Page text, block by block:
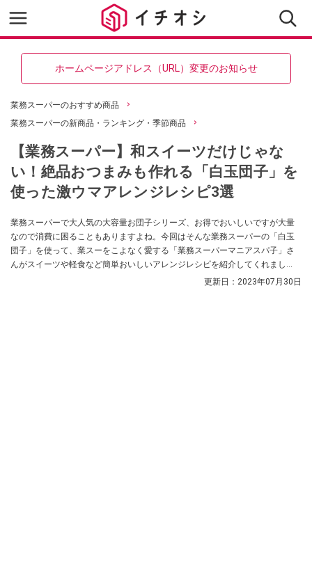
ホームページアドレス（URL）変更のお知らせ
業務スーパーのおすすめ商品
業務スーパーの新商品・ランキング・季節商品
【業務スーパー】和スイーツだけじゃな
い！絶品おつまみも作れる「白玉団子」を
使った激ウマアレンジレシピ3選
業務スーパーで大人気の大容量お団子シリーズ、お得でおいしいですが大量
なので消費に困ることもありますよね。今回はそんな業務スーパーの「白玉
団子」を使って、業スーをこよなく愛する「業務スーパーマニアスパ子」さ
んがスイーツや軽食など簡単おいしいアレンジレシピを紹介してくれまし
た。シンプルだからこそアレンジし放題の激ウマレシピ、必見です！
更新日： 2023年07月30日